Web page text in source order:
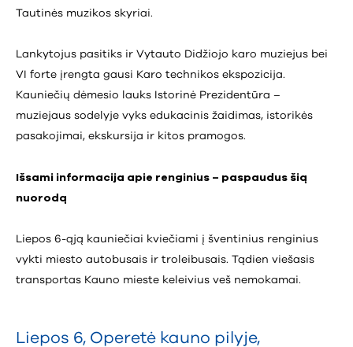
Tautinės muzikos skyriai.
Lankytojus pasitiks ir Vytauto Didžiojo karo muziejus bei
VI forte įrengta gausi Karo technikos ekspozicija.
Kauniečių dėmesio lauks Istorinė Prezidentūra –
muziejaus sodelyje vyks edukacinis žaidimas, istorikės
pasakojimai, ekskursija ir kitos pramogos.
Išsami informacija apie renginius – paspaudus šią
nuorodą
Liepos 6-ąją kauniečiai kviečiami į šventinius renginius
vykti miesto autobusais ir troleibusais. Tądien viešasis
transportas Kauno mieste keleivius veš nemokamai.
Liepos 6, Operetė kauno pilyje,